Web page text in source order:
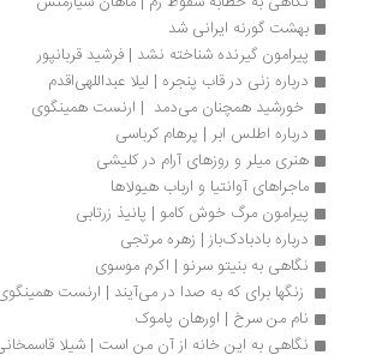
بهشت گورنه ایرانی شد
پیرامون گیرنده شناخته نشد | فرشید قربانپور
درباره زنی در قاب پنجره | لیلا عبداللهی‌اقدم
خورشید همچنان می‌دمد  | ارنست همینگوی
درباره اطلس ابر | پرهام کرباسی
هنری میلر و روزهای آرام در کلیشی
ماجراهای آوانتیا و ارباب هیولاها
پیرامون مرگ خوش کامو | پانیذ زرتابی
درباره بادبادک‌باز | زهره مرتجی
نگاهی به بنیتو سرنو | اکرم موسوی
زنگها برای که به صدا در می‌آیند | ارنست همینگوی
نام من سرخ | اورهان پاموک
نگاهی به این خانه از آن من است | شیلا قاسمخانی